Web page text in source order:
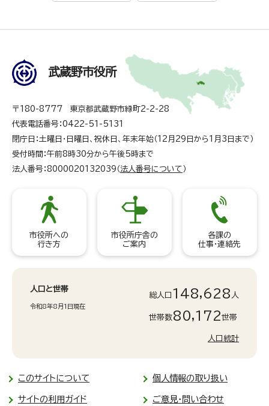
武蔵野市役所
〒180-8777 東京都武蔵野市緑町2-2-28
代表電話番号：0422-51-5131
閉庁日：土曜日・日曜日、祝休日、年末年始（12月29日から1月3日まで）
受付時間：午前8時30分から午後5時まで
法人番号：8000020132039（ 法人番号について ）
市役所への
行き方
市役所庁舎の
ご案内
各課の
仕事・連絡先
人口と世帯
令和8年8月1日現在
総人口 148,628 人
世帯数80,172世帯
人口統計
このサイトについて 個人情報の取り扱い
サイトの利用ガイド ご意見・問い合わせ